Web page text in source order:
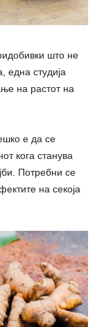
што не
една студија
на растот на
е да се
кога станува
Потребни се
на секоја